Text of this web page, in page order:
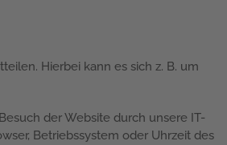
Hierbei kann es sich z. B. um
der Website durch unsere IT-
Betriebssystem oder Uhrzeit des